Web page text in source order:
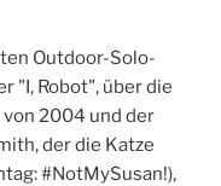
Outdoor-Solo-
"I, Robot", über die
2004 und der
der die Katze
#NotMySusan!),